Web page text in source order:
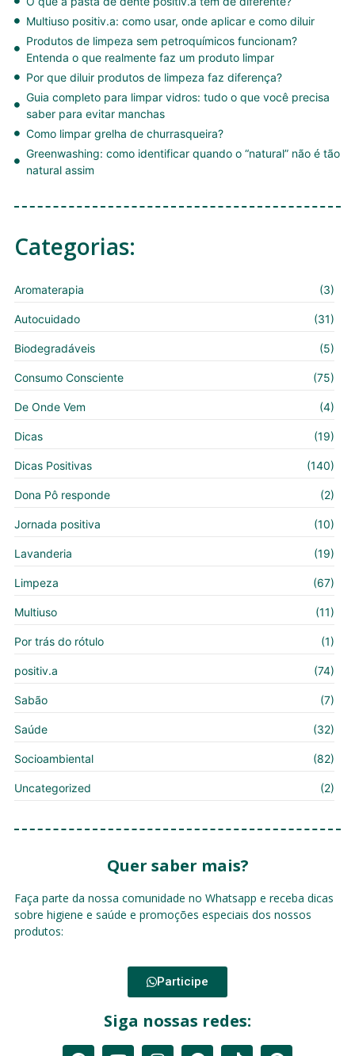
Multiuso positiv.a: como usar, onde aplicar e como diluir
Produtos de limpeza sem petroquímicos funcionam?
Entenda o que realmente faz um produto limpar
Por que diluir produtos de limpeza faz diferença?
Guia completo para limpar vidros: tudo o que você precisa
saber para evitar manchas
Como limpar grelha de churrasqueira?
Greenwashing: como identificar quando o “natural” não é tão
natural assim
Categorias:
Aromaterapia (3)
Autocuidado (31)
Biodegradáveis (5)
Consumo Consciente (75)
De Onde Vem (4)
Dicas (19)
Dicas Positivas (140)
Dona Pô responde (2)
Jornada positiva (10)
Lavanderia (19)
Limpeza (67)
Multiuso (11)
Por trás do rótulo (1)
positiv.a (74)
Sabão (7)
Saúde (32)
Socioambiental (82)
Uncategorized (2)
Quer saber mais?
Faça parte da nossa comunidade no Whatsapp e receba dicas
sobre higiene e saúde e promoções especiais dos nossos
produtos:
Participe
Siga nossas redes: